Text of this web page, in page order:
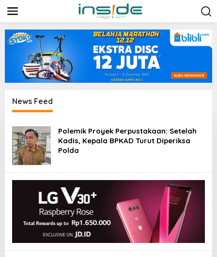
w
News Feed
N
S
I
D
E
Polemik Proyek Perpustakaan: Setelah
Kadis, Kepala BPKAD Turut Diperiksa
Polda